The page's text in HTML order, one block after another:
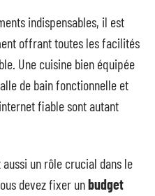
indispensables, il est
offrant toutes les facilités
Une cuisine bien équipée
de bain fonctionnelle et
fiable sont autant
aussi un rôle crucial dans le
devez fixer unbudget